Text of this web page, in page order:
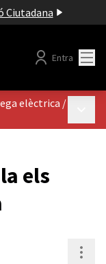
Ciutadana
Entra
elèctrica /
els